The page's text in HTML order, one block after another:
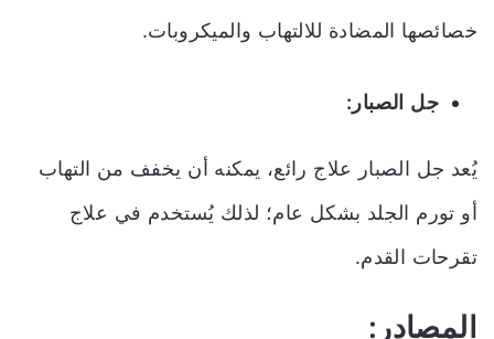
خصائصها المضادة للالتهاب والميكروبات.
جل الصبار :
يُعد جل الصبار علاج رائع، يمكنه أن يخفف من التهاب
أو تورم الجلد بشكل عام؛ لذلك يستخدم في علاج
تقرحات القدم.
المصادر: